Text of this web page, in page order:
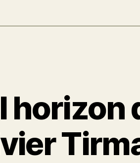
horizon